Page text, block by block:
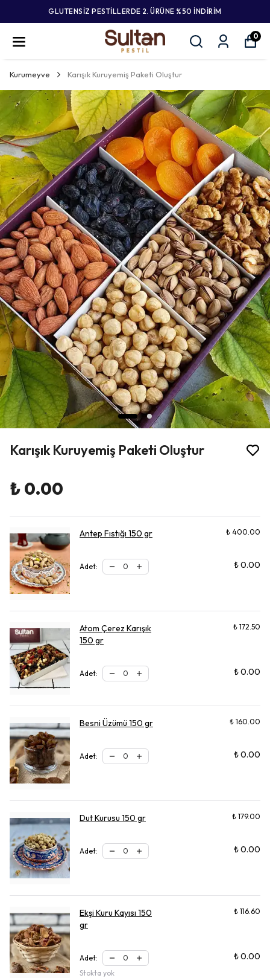
GLUTENSİZ PESTİLLERDE 2. ÜRÜNE %50 İNDİRİM
0
Kurumeyve Karışık Kuruyemiş Paketi Oluştur
Karışık Kuruyemiş Paketi Oluştur
₺ 0.00
Antep Fıstığı 150 gr ₺ 400.00
Adet: ₺ 0.00
Atom Çerez Karışık
150 gr
₺ 172.50
Adet: ₺ 0.00
Besni Üzümü 150 gr ₺ 160.00
Adet: ₺ 0.00
Dut Kurusu 150 gr ₺ 179.00
Adet: ₺ 0.00
Ekşi Kuru Kayısı 150
gr
₺ 116.60
Adet: ₺ 0.00
Stokta yok